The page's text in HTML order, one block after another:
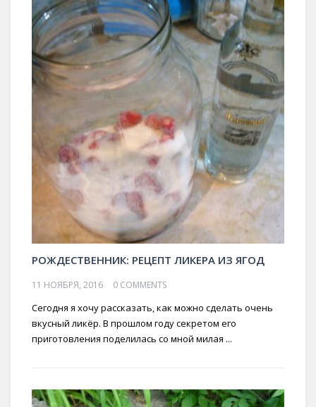
РОЖДЕСТВЕННИК: РЕЦЕПТ ЛИКЕРА ИЗ ЯГОД
11 НОЯБРЯ, 2016 0 COMMENTS
Сегодня я хочу рассказать, как можно сделать очень
вкусный ликёр. В прошлом году секретом его
приготовления поделилась со мной милая ...